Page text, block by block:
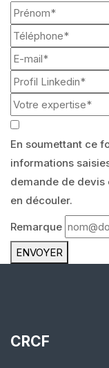
En soumettant ce
informations
demande de devis
en découler.
Remarque
ENVOYER
CRCF